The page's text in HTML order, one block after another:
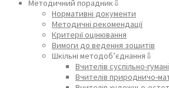
Методичний порадник⇩
Нормативні документи
Методичні рекомендації
Критерії оцінювання
Вимоги до ведення зошитів
Шкільні методоб’єднання⇩
Вчителів суспільно-
Вчителів природничо-